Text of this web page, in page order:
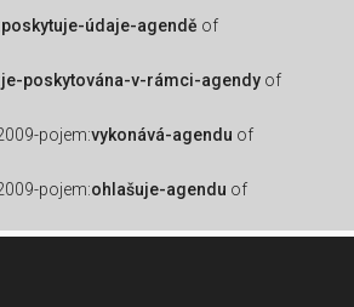
poskytuje-údaje-agendě of
je-poskytována-v-rámci-agendy of
pojem:vykonává-agendu of
pojem:ohlašuje-agendu of